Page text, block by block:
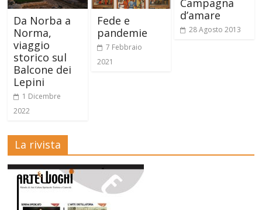
Da Norba a
Norma,
viaggio
storico sul
Balcone dei
Lepini
1 Dicembre
2022
Fede e
pandemie
7 Febbraio
2021
Campagna
d’amare
28 Agosto 2013
La rivista